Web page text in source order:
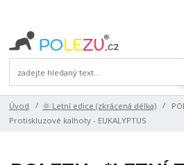
Úvod 🌞 Letní edice (zkrácená délka)
Protiskluzové kalhoty - EUKALYPTUS